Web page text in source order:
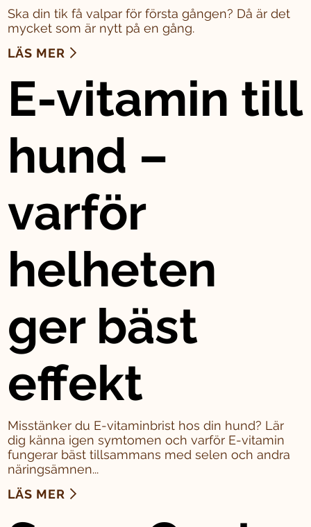
Ska din tik få valpar för första gången? Då är det
mycket som är nytt på en gång.
LÄS MER
E-vitamin till
hund –
varför
helheten
ger bäst
effekt
Misstänker du E-vitaminbrist hos din hund? Lär
dig känna igen symtomen och varför E-vitamin
fungerar bäst tillsammans med selen och andra
näringsämnen...
LÄS MER